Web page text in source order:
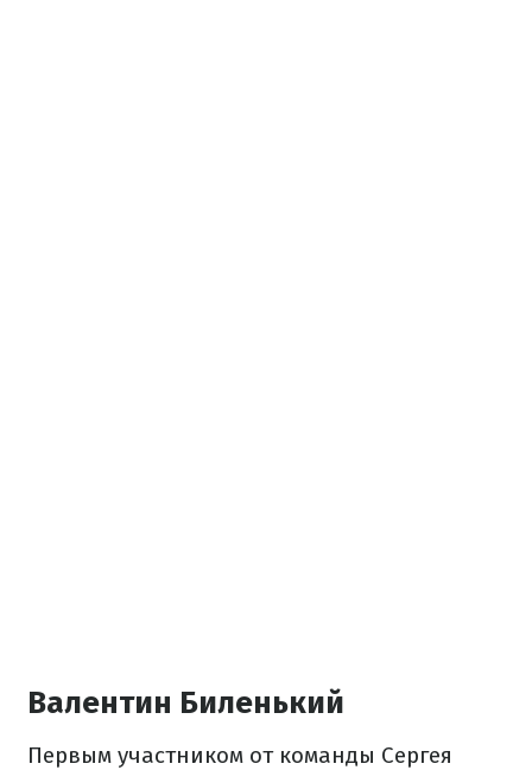
Валентин Биленький
Первым участником от команды Сергея